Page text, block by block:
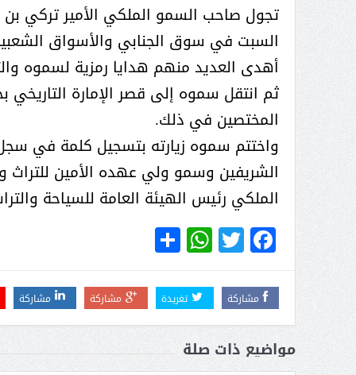
تجول صاحب السمو الملكي الأمير تركي بن
السبت في سوق الجنابي والأسواق
أهدى العديد منهم هدايا رمزية لسموه
ثم انتقل سموه إلى قصر الإمارة
المختصين في ذلك.
واختتم سموه زيارته بتسجيل كلمة في سجل
الشريفين وسمو ولي عهده الأمين
الملكي رئيس الهيئة العامة للسياحة
Facebook
Twitter
WhatsApp
مشاركة تغريدة مشاركة مشاركة
مواضيع ذات صلة
بمشاركة صاحبة السمو الملكي
الاميره نجود بنت هذلول بن
عبدالعزيز ال سعود المشرف العام
على ملف دعم وتطوير وتمكين
الباعة الجائلين هيئة الصحفيين
السعوديين فرع نجران ينظم ورشة
الثقافة في واحة الإبداع